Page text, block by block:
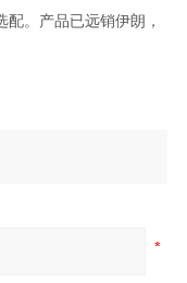
。产品已远销伊朗，